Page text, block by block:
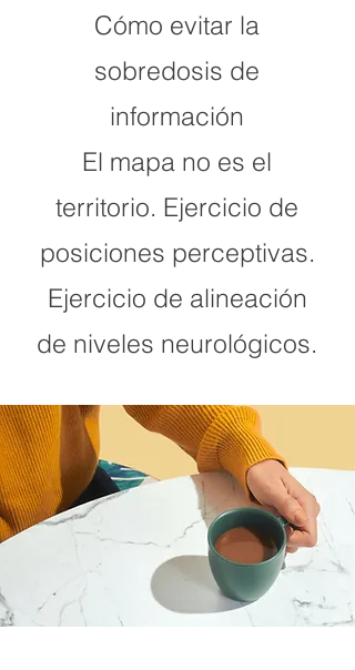
Cómo evitar la
sobredosis de
información
El mapa no es el
territorio. Ejercicio de
posiciones perceptivas.
Ejercicio de alineación
de niveles neurológicos.